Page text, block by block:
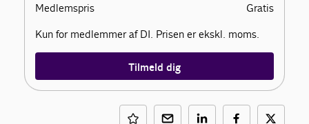
Medlemspris
Gratis
Kun for medlemmer af DI. Prisen er ekskl. moms.
Tilmeld dig